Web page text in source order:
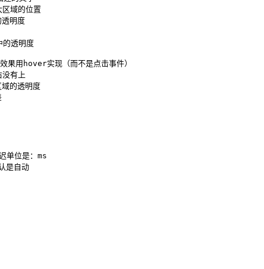
域的位置
明度
透明度
hover实现（而不是点击事件）
有上
的透明度
单位是：ms
是自动